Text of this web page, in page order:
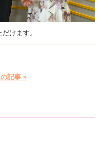
けます。
記事 »